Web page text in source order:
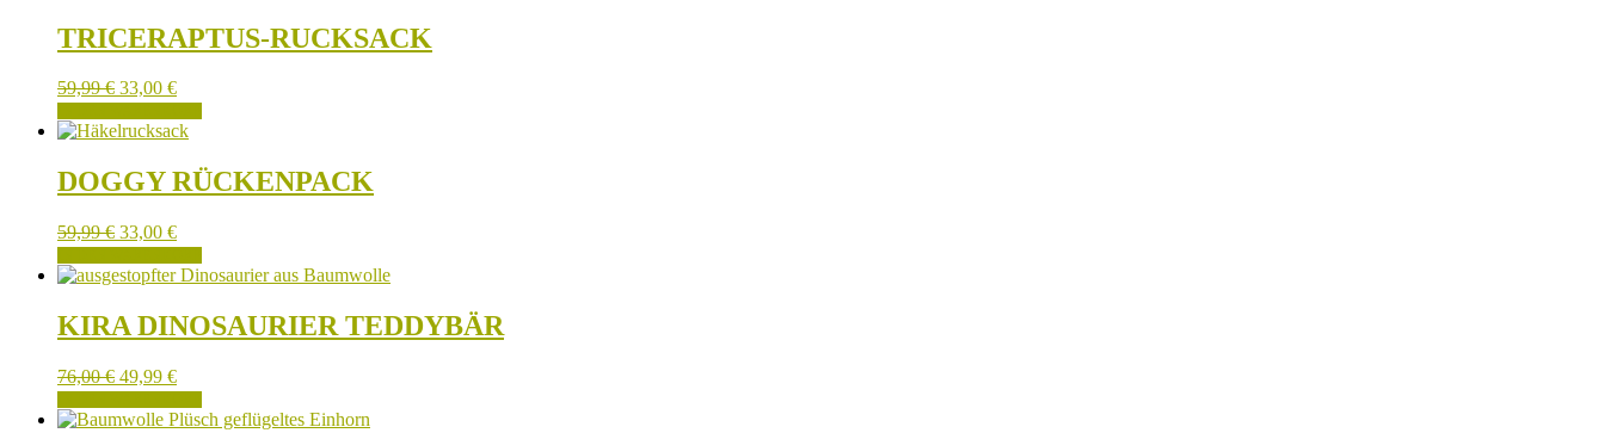
TRICERAPTUS-RUCKSACK
59,99€ 33,00 €
DOGGY RÜCKENPACK
59,99€ 33,00 €
KIRA DINOSAURIER TEDDYBÄR
76,00€ 49,99 €